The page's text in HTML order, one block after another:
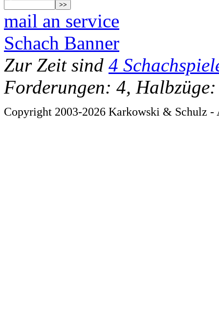
mail an service
Schach Banner
Zur Zeit sind 4
Forderungen: 4,
Copyright 2003-2026 Karkowski & Schulz